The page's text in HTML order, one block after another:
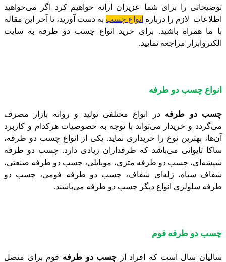
توضیحاتی را برای شما عزیزان ارائه خواهیم کرد اگر می‌خواهید
اطلاعات لازم را درباره انواع چسب به دست آورید، تا آخر این مقاله
با ما همراه باشید. برای خرید انواع چسب دو طرفه به سایت
الکتروابزار مراجعه نمایید.
انواع چسب دو طرفه
چسب دو طرفه در انواع مختلفی تولید و روانه بازار مصرف
می‌گردد و خریدار می‌تواند با توجه به خصوصیات هرکدام و کاربرد
آن‌ها، بهترین نوع را خریداری نماید. یکی از انواع چسب دو طرفه،
ساکا تایوانی می‌باشد که طرفداران زیادی دارد. چسب دو طرفه
شیشه‌ای، چسب دو طرفه متری، موبایلی، چسب دو طرفه صنعتی،
شفاف سیاه، ژله‌ای شفاف، چسب دو طرفه فومی، چسب دو
طرفه سلولزی انواع دیگر چسب دو طرفه می‌باشند.
چسب دو طرفه فوم
سالیان سال است که افراد از چسب دو طرفه فوم برای متصل